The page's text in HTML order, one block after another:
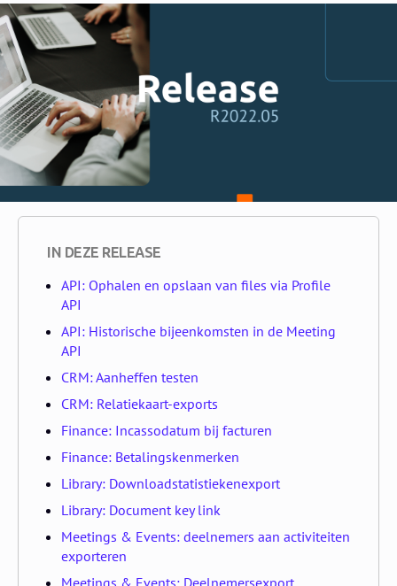
IN DEZE RELEASE
API: Ophalen en opslaan van files via Profile
API
API: Historische bijeenkomsten in de Meeting
API
CRM: Aanheffen testen
CRM: Relatiekaart-exports
Finance: Incassodatum bij facturen
Finance: Betalingskenmerken
Library: Downloadstatistiekenexport
Library: Document key link
Meetings & Events: deelnemers aan activiteiten
exporteren
Meetings & Events: Deelnemersexport